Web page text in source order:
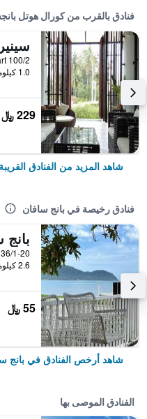
فنادق بالقرب من كورال هوتل
1.0 كيلومتر عن وسط المدينة
229 ﷼
شاهد المزيد من الفنادق القريبة
فنادق رخيصة في بانج سافان
2.6 كيلومتر عن وسط المدينة
55 ﷼
شاهد أرخص الفنادق في بانج
الفنادق الموصى بها